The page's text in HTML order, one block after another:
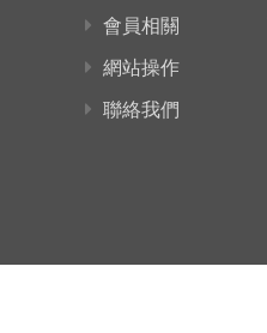
會員相關
網站操作
聯絡我們